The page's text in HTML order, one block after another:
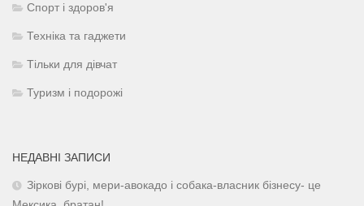
Спорт і здоров'я
Техніка та гаджети
Тільки для дівчат
Туризм і подорожі
НЕДАВНІ ЗАПИСИ
Зіркові бурі, мери-авокадо і собака-власник бізнесу- це